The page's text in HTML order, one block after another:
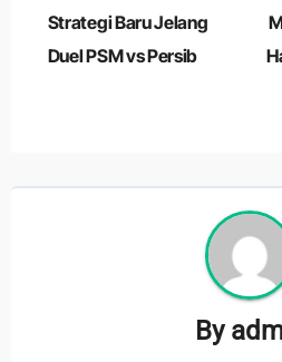
Strategi Baru Jelang
Duel PSM vs Persib
By